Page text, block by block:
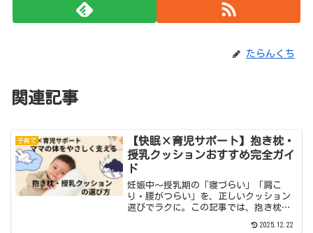
たらんくち
関連記事
子育て
【快眠×育児サポート】抱き枕・
授乳クッションおすすめ完全ガイ
ド
妊娠中〜授乳期の「寝づらい」「肩こ
り・腰がつらい」を、正しいクッション
選びでラクに。この記事では、抱き枕と
め・お手入れまでを一気に解説します。
2025.12.22